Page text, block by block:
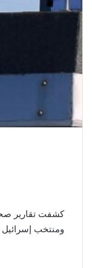
كشفت تقارير
ومنتخب إسرائيل